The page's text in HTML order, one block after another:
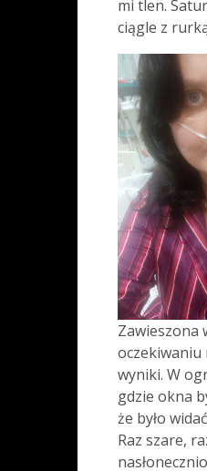
mi tlen.
ciągle z
Zawieszona
oczekiwaniu
wyniki. W
gdzie okna
że było
Raz szare,